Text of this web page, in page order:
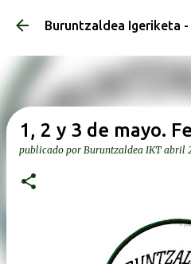
Ir al
Buruntzaldea Igeriketa
1, 2 y 3 de mayo.
publicado por Buruntzaldea IKT abril